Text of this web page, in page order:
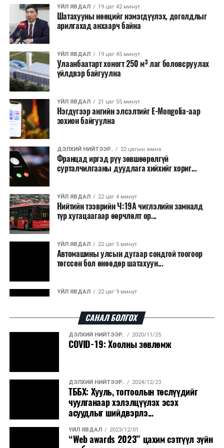
хэлбэрээр хэрэгжүүлэхээр тусгажээ.
Лаг хатаах, шатаах технологи нь бохир ус цэвэрлэх
байгууламжаас гардаг лагийг байгаль орчинд аюулгүй
аргаар боловсруулж, эзлэхүүнийг эрс бууруулах
зориулалттай. Лагийг өндөр температурт шатааснаар
эзлэхүүн нь 90 хүртэл хувиар буурч, бактери, вирус
болон бусад өвчин үүсгэгч бичил биетнийг устгах
боломжтой.
Түүнчлэн шаталтын явцад үүсэх дулааныг цахилгаан
болон дулааны эрчим хүч үйлдвэрлэхэд ашиглаж
болдог. Зарим технологийн хувьд шаталтын дараа
үлдэх үнснээс фосфор зэрэг ашигт эрдсийг сэргээн
авах боломжтой аж.
Япон, Герман, Швейцар, Нидерланд, Өмнөд Солонгос
зэрэг улс лаг хатаах, шатаах технологийг ашиглаж
байна. Тухайлбал, Германд лаг шатаах үйлдвэрээс
гарсан үнснээс фосфор сэргээн авах технологи
ашигладаг бол Нидерландад төвлөрсөн лаг
боловсруулах үйлдвэрүүдээр дулаан, цахилгаан
эрчим хүч үйлдвэрлэдэг.
Ийнхүү лаг хатаах, шатаах технологийг лагийн
эзлэхүүнийг бууруулахын зэрэгцээ эрчим хүч
үйлдвэрлэх, нөөцийг дахин ашиглах чиглэлээр олон
улсад өргөн ашиглаж байна.
ҮЙЛ ЯВДАЛ 19 цаг 42 минут
Шатахууны нөөцийг нэмэгдүүлэх, доголдлыг
арилгахад анхаарч байна
ҮЙЛ ЯВДАЛ 19 цаг 45 минут
Улаанбаатарт хоногт 250 м³ лаг боловсруулах
үйлдвэр байгуулна
ҮЙЛ ЯВДАЛ 21 цаг 55 минут
Нэгдүгээр ангийн элсэлтийг E-Mongolia-аар
зохион байгуулна
ДЭЛХИЙ НИЙТЭЭР.. 22 цагын өмнө
Францад иргэд рүү зөвшөөрөлгүй
сурталчилгааны дуудлага хийхийг хориг...
ҮЙЛ ЯВДАЛ 22 цаг 4 минут
Нийтийн тээврийн Ч:19А чиглэлийн замналд
түр хугацаагаар өөрчлөлт ор...
ҮЙЛ ЯВДАЛ 22 цаг 5 минут
Автомашины улсын дугаар сондгой тоогоор
төгссөн бол өнөөдөр шатахуун...
ҮЙЛ ЯВДАЛ 22 цаг 9 минут
ДЭЛХИЙ НИЙТЭЭР.. 2026/08/06
“Уралдронзавод” компанийн ерөнхий
ҮЙЛ ЯВДАЛ
Сүхбаатар боомтоор тав хоногт 10 мянга гаруй
тонн АИ-92 автобензин и...
ДЭЛХИЙ НИЙТЭЭР.. 2026/08/06
Вашингтон мужийн ой хээрийн түймрийг
САНАЛ БОЛГОХ
ДЭЛХИЙ НИЙТЭЭР.. 2020/11/25
COVID-19: Хоолны зөвлөмж
ДЭЛХИЙ НИЙТЭЭР.. 2024/12/23
ТББХ: Хууль, тогтоолын төслүүдийг
чуулганаар хэлэлцүүлэх эсэх
асуудлыг шийдвэрлэ...
ҮЙЛ ЯВДАЛ 2023/12/01
“Web awards 2023” цахим сэтгүүл зүйн